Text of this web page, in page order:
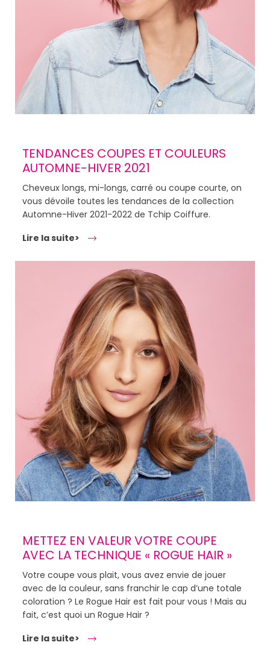
TENDANCES COUPES ET COULEURS
AUTOMNE-HIVER 2021
Cheveux longs, mi-longs, carré ou coupe courte, on
vous dévoile toutes les tendances de la collection
Automne-Hiver 2021-2022 de Tchip Coiffure.
Lire la suite>
METTEZ EN VALEUR VOTRE COUPE
AVEC LA TECHNIQUE « ROGUE HAIR »
Votre coupe vous plait, vous avez envie de jouer
avec de la couleur, sans franchir le cap d’une totale
coloration ? Le Rogue Hair est fait pour vous ! Mais au
fait, c’est quoi un Rogue Hair ?
Lire la suite>